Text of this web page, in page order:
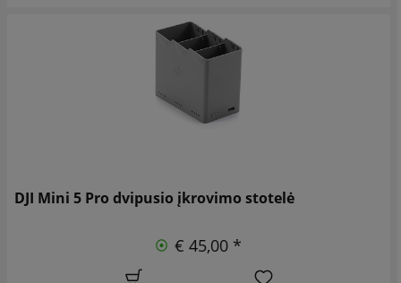
DJI Mini 5 Pro dvipusio įkrovimo stotelė
€ 45,00 *